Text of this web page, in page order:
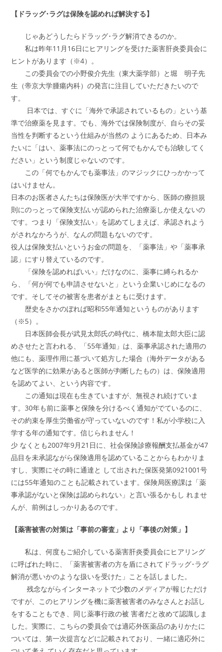
【ドラッグ･ラグは保険を認めれば解決する】
じゃあどうしたらドラッグ･ラグ解消できるのか。
私は昨年11月16日にヒアリングを受けた薬害肝炎委員会に
ヒントがあります（※4）。
この委員会での小野俊介先生（東大薬学部）と堀 明子先
生（帝京大学腫瘍内科）の発言に注目していただきたいので
す。
日本では、すぐに「海外で承認されているもの」という基
準で治療薬を見ます。でも、海外では保険制度が、自らその妥
当性を判断するという仕組みが当然の ようにあるため、日本み
たいに「はい、薬事法にのっとって何でもかんでも治験してく
ださい」という制度じゃないのです。
この「何でもかんでも薬事法」のマジックにひっかかって
はいけません。
日本のお医者さんたちは保険医が大半ですから、医師の療担規
則にのっとって保険支払いが認められた治療薬しか使えないの
です。つまり「保険支払い」を認めてしまえば、承認されよう
がされなかろうが、なんの問題もないのです。
役人は保険支払いというお金の問題を、「薬事法」や「薬事承
認」にすり替えているのです。
「保険を認めればいい」だけなのに、薬事に縛られるか
ら、「何が何でも申請させないと」という企業いじめになるの
です。そしてその被害を患者がまともに受けます。
歴史をさかのぼれば昭和55年通知というものがあります
（※5）。
日本医師会長が武見太郎氏の時代に、橋本龍太郎大臣に認
めさせたと言われる、「55年通知」は、薬事承認された適用の
他にも、薬理作用に基づいて処方した場合（海外データがある
など医学的に効果があると医師が判断したもの）は、保険適用
を認めてよい、という内容です。
この通知は現在も生きていますが、無視され続けていま
す。30年も前に薬事と保険を分けるべく通知がでているのに、
その約束を厚生労働省が守っていないのです！私が小学校に入
学する年の通知です。信じられません！
少 なくとも2007年9月21日に、社会保険診療報酬支払基金が47
品目を未承認ながら保険適用を認めていることからもわかりま
すし、実際にその時に通達と して出された保医発第0921001号
には55年通知のことも記載されています。保険局医療課は「薬
事承認がないと保険は認められない」と言い張るかもし れませ
んが、前例はしっかりあるのです。
【薬害被害の対策は「事前の審査」より「事後の対策」】
私は、何度もご紹介している薬害肝炎委員会にヒアリング
に呼ばれた時に、「薬害被害者の方を盾にされてドラッグ･ラグ
解消が悪いかのような扱いを受けた」ことを話しました。
残念ながらインターネットで少数のメディアが報じただけ
ですが、このヒアリングを機に薬害被害者のみなさんとお話し
をすることもでき、同じ薬事行政の被 害者だと改めて認識しま
した。実際に、こちらの委員会では適応外医薬品のありかたに
ついては、第一次提言などに記載されており、一緒に適応外に